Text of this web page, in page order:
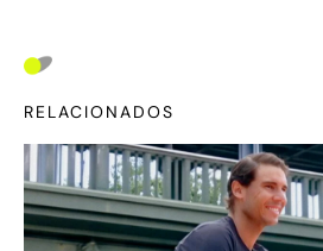
RELACIONADOS